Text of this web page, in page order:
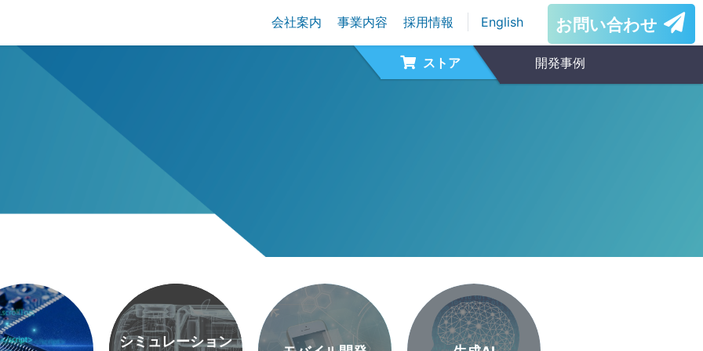
会社案内 事業内容 採用情報 English お問い合わせ
ストア 開発事例
シミュレーション